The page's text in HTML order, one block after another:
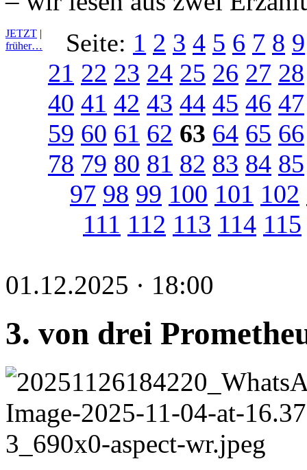
JETZT |
früher…
Seite: 1 2 3 4 5 6 7 8 9
21 22 23 24 25 26 27 28
40 41 42 43 44 45 46 47
59 60 61 62 63 64 65 66
78 79 80 81 82 83 84 85
97 98 99 100 101 102
111 112 113 114 115
01.12.2025 · 18:00
3. von drei